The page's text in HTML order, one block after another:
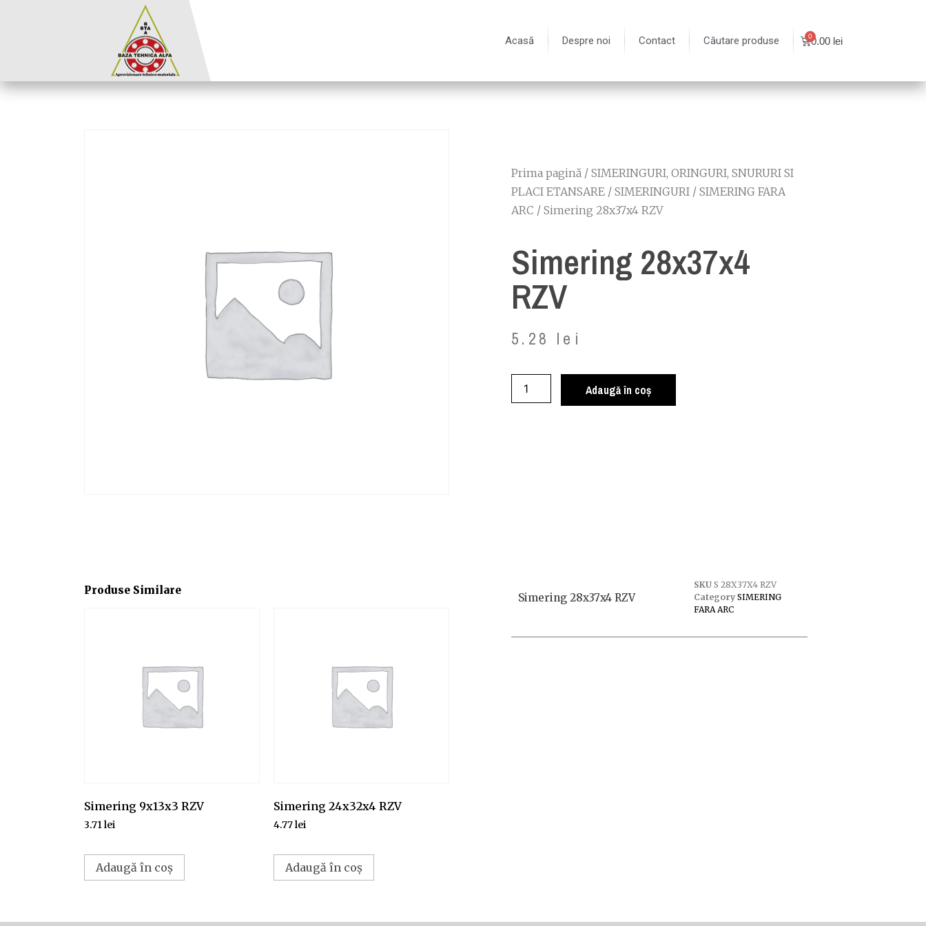
Acasă Despre noi Contact Căutare produse 0.00 lei
Prima pagină / SIMERINGURI, ORINGURI, SNURURI SI
PLACI ETANSARE / SIMERINGURI / SIMERING FARA
ARC / Simering 28x37x4 RZV
Simering 28x37x4
RZV
5.28 lei
Adaugă în coș
Produse Similare
Simering 9x13x3 RZV
3.71lei
Adaugă în coș
Simering 24x32x4 RZV
4.77lei
Adaugă în coș
Simering 28x37x4 RZV
SKU S 28X37X4 RZV
Category SIMERING
FARA ARC